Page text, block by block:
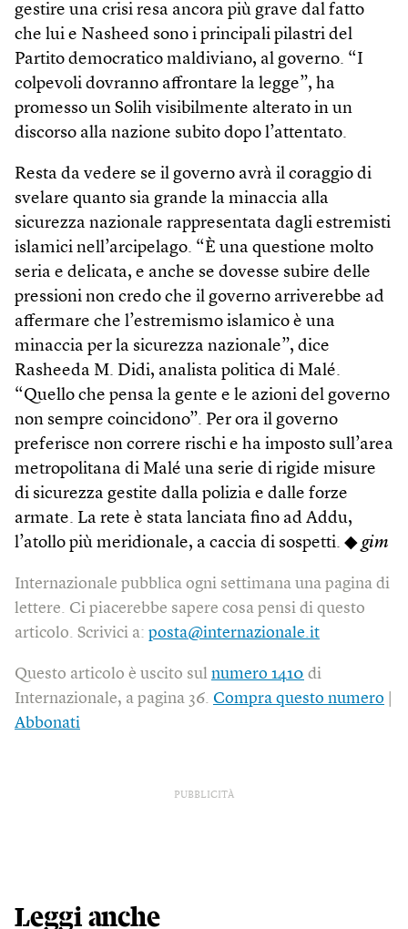
gestire una crisi resa ancora più grave dal fatto
che lui e Nasheed sono i principali pilastri del
Partito democratico maldiviano, al governo. “I
colpevoli dovranno affrontare la legge”, ha
promesso un Solih visibilmente alterato in un
discorso alla nazione subito dopo l’attentato.
Resta da vedere se il governo avrà il coraggio di
svelare quanto sia grande la minaccia alla
sicurezza nazionale rappresentata dagli estremisti
islamici nell’arcipelago. “È una questione molto
seria e delicata, e anche se dovesse subire delle
pressioni non credo che il governo arriverebbe ad
affermare che l’estremismo islamico è una
minaccia per la sicurezza nazionale”, dice
Rasheeda M. Didi, analista politica di Malé.
“Quello che pensa la gente e le azioni del governo
non sempre coincidono”. Per ora il governo
preferisce non correre rischi e ha imposto sull’area
metropolitana di Malé una serie di rigide misure
di sicurezza gestite dalla polizia e dalle forze
armate. La rete è stata lanciata fino ad Addu,
l’atollo più meridionale, a caccia di sospetti. ◆ gim
Internazionale pubblica ogni settimana una pagina di
lettere. Ci piacerebbe sapere cosa pensi di questo
articolo. Scrivici a: posta@internazionale.it
Questo articolo è uscito sul numero 1410 di
Internazionale, a pagina 36. Compra questo numero
Abbonati
PUBBLICITÀ
Leggi anche